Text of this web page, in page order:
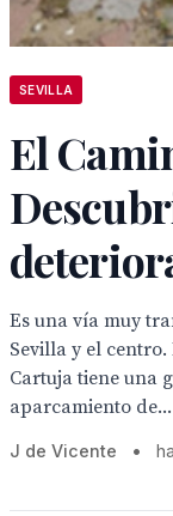
SEVILLA
El
Es una vía muy
Sevilla y el
Cartuja tiene una
aparcamiento de...
J de Vicente •